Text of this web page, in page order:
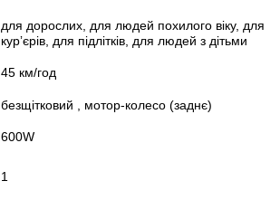
для дорослих, для людей похилого віку, для
курʼєрів, для підлітків, для людей з дітьми
45 км/год
безщітковий , мотор-колесо (заднє)
600W
1